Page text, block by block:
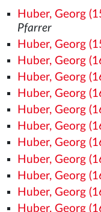
Huber, Georg
Pfarrer
Huber, Georg
Huber, Georg
Huber, Georg
Huber, Georg
Huber, Georg
Huber, Georg
Huber, Georg
Huber, Georg
Huber, Georg
Huber, Georg
Huber, Georg